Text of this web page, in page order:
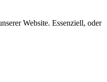
Website. Essenziell, oder